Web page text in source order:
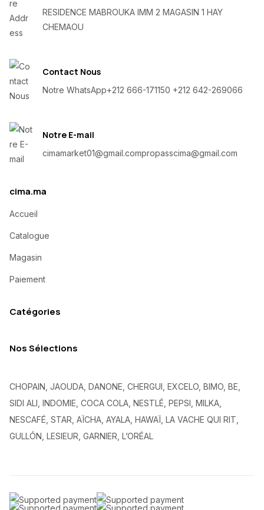
RESIDENCE MABROUKA IMM 2 MAGASIN 1 HAY
CHEMAOU
Contact Nous
Notre WhatsApp+212 666-171150 +212 642-269066
Notre E-mail
cimamarket01@gmail.compropasscima@gmail.com
cima.ma
Accueil
Catalogue
Magasin
Paiement
Catégories
Nos Sélections
CHOPAIN, JAOUDA, DANONE, CHERGUI, EXCELO, BIMO, BE,
SIDI ALI, INDOMIE, COCA COLA, NESTLÉ, PEPSI, MILKA,
NESCAFÉ, STAR, AÏCHA, AYALA, HAWAÏ, LA VACHE QUI RIT,
GULLÓN, LESIEUR, GARNIER, L’ORÉAL